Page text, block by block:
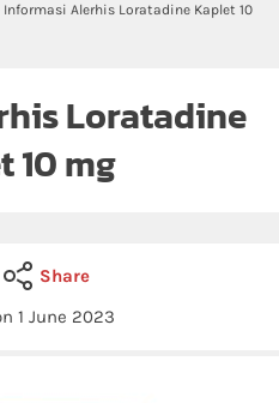
Informasi Alerhis Loratadine Kaplet 10
Loratadine
10 mg
Share
1 June 2023